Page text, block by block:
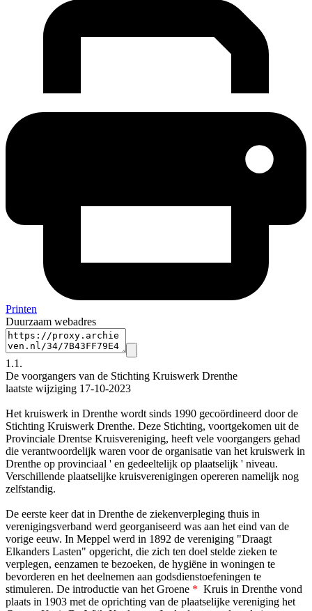
Printen
Duurzaam webadres
1.1.
De voorgangers van de Stichting Kruiswerk Drenthe
laatste wijziging 17-10-2023
Het kruiswerk in Drenthe wordt sinds 1990 gecoördineerd door de
Stichting Kruiswerk Drenthe. Deze Stichting, voortgekomen uit de
Provinciale Drentse Kruisvereniging, heeft vele voorgangers gehad
die verantwoordelijk waren voor de organisatie van het kruiswerk in
Drenthe op provinciaal ' en gedeeltelijk op plaatselijk ' niveau.
Verschillende plaatselijke kruisverenigingen opereren namelijk nog
zelfstandig.
De eerste keer dat in Drenthe de ziekenverpleging thuis in
verenigingsverband werd georganiseerd was aan het eind van de
vorige eeuw. In Meppel werd in 1892 de vereniging "Draagt
Elkanders Lasten" opgericht, die zich ten doel stelde zieken te
verplegen, eenzamen te bezoeken, de hygiëne in woningen te
bevorderen en het deelnemen aan godsdienstoefeningen te
stimuleren. De introductie van het Groene * Kruis in Drenthe vond
plaats in 1903 met de oprichting van de plaatselijke vereniging het